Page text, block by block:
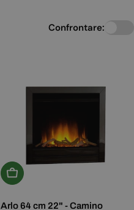
Confrontare:
Scegli Le Opzioni
Arlo 64 cm 22" - Camino